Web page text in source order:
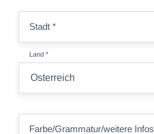
Stadt *
Land *
Farbe/Grammatur/weitere Infos